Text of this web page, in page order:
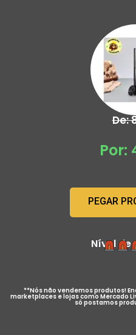
De:
Por:
PEGAR
Nível de
**Nós não vendemos produtos!
marketplaces e lojas como Mercado
só postamos